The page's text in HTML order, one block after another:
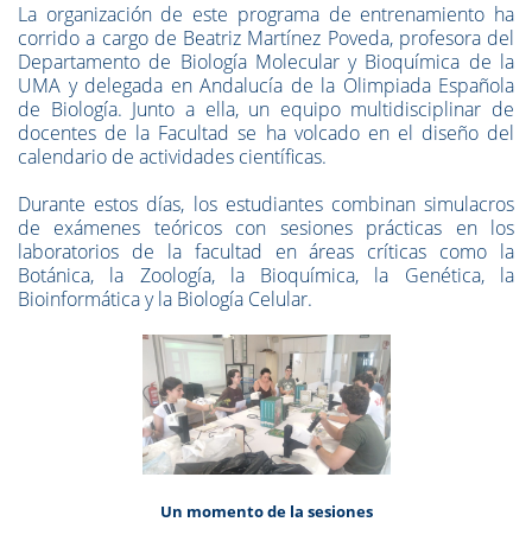
La organización de este programa de entrenamiento ha
corrido a cargo de Beatriz Martínez Poveda, profesora del
Departamento de Biología Molecular y Bioquímica de la
UMA y delegada en Andalucía de la Olimpiada Española
de Biología. Junto a ella, un equipo multidisciplinar de
docentes de la Facultad se ha volcado en el diseño del
calendario de actividades científicas.
Durante estos días, los estudiantes combinan simulacros
de exámenes teóricos con sesiones prácticas en los
laboratorios de la facultad en áreas críticas como la
Botánica, la Zoología, la Bioquímica, la Genética, la
Bioinformática y la Biología Celular.
Un momento de la sesiones